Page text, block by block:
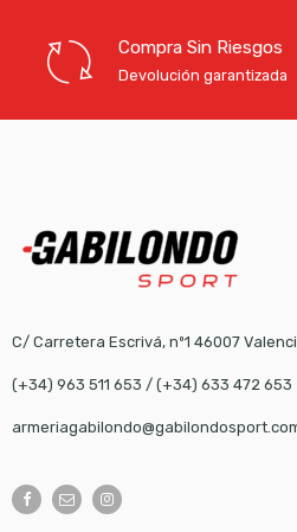
Compra Sin Riesgos
Devolución garantizada
C/ Carretera Escrivá, nº1 46007
(+34) 963 511 653 / (+34) 633 472 653